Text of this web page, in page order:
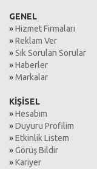
GENEL
»Hizmet Firmaları
»Reklam Ver
»Sık Sorulan Sorular
»Haberler
»Markalar
KİŞİSEL
»Hesabım
»Duyuru Profilim
»Etkinlik Listem
»Görüş Bildir
»Kariyer